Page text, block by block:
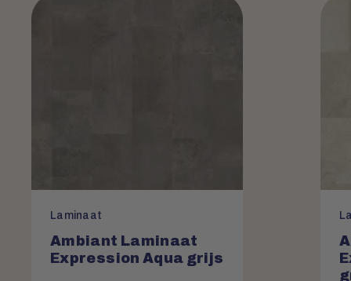
Laminaat
Ambiant Laminaat
Expression Aqua grijs